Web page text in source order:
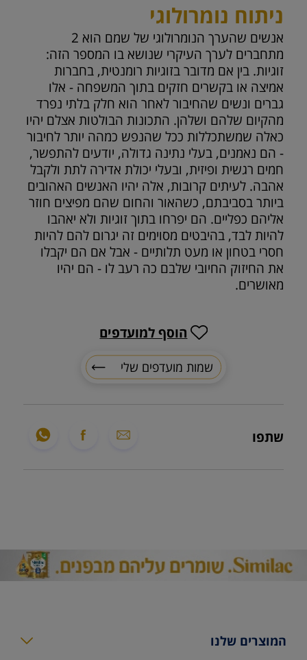
ניתוח נומרולוגי
אנשים שהערך הנומרולוגי של שמם הוא 2
מתחברים לערך העיקרי שנושא בו המספר הזה:
זוגיות. בין אם מדובר בזוגיות רומנטית, בחברות
אמיצה או בקשרים חזקים בתוך המשפחה - אלו
גברים ונשים שהחיבור לאחר הוא חלק בלתי נפרד
מהקיום שלהם ושלהן. התכונות הבולטות אצלם יהיו
כאלה שמשתכללות ככל שהנפש כמהה יותר לחיבור
- הם נאמנים, בעלי נתינה גדולה, יודעים להתפשר,
חמים רגשית ופיזית, ובעלי יכולת אדירה לתת ולקבל
אהבה. לעיתים קרובות, אלה יהיו האנשים האהובים
ביותר בסביבתם, כשהאור והחום שהם מפיצים חוזר
אליהם כפליים. הם יפרחו בתוך זוגיות ולא יאהבו
להיות לבד, בהיבטים מסוימים זה יגרום להם להיות
חסרי בטחון או מעט תלותיים - אבל אם הם יקבלו
את החיזוק החיובי שלבם כה רעב לו - הם יהיו
מאושרים.
שתפו
שמות מועדפים שלי
הוסף למועדפים
המוצרים שלנו